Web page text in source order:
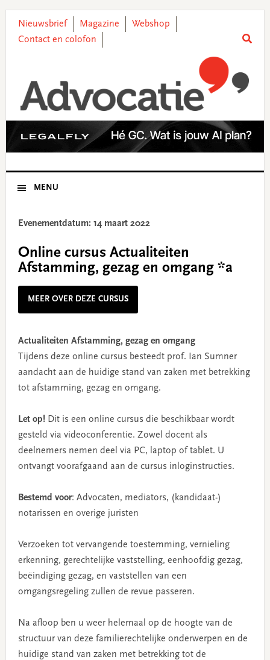
primary
main
primary
footer
Nieuwsbrief Magazine
Webshop
Contact en colofon
MENU
Evenementdatum: 14 maart 2022
Online cursus Actualiteiten
Afstamming, gezag en omgang *a
MEER OVER DEZE CURSUS
Actualiteiten Afstamming, gezag en omgang
Tijdens deze online cursus besteedt prof. Ian Sumner
aandacht aan de huidige stand van zaken met betrekking
tot afstamming, gezag en omgang.
Let op! Dit is een online cursus die beschikbaar wordt
gesteld via videoconferentie. Zowel docent als
deelnemers nemen deel via PC, laptop of tablet. U
ontvangt voorafgaand aan de cursus inloginstructies.
Bestemd voor: Advocaten, mediators, (kandidaat-)
notarissen en overige juristen
Verzoeken tot vervangende toestemming, vernieling
erkenning, gerechtelijke vaststelling, eenhoofdig gezag,
beëindiging gezag, en vaststellen van een
omgangsregeling zullen de revue passeren.
Na afloop ben u weer helemaal op de hoogte van de
structuur van deze familierechtelijke onderwerpen en de
huidige stand van zaken met betrekking tot de